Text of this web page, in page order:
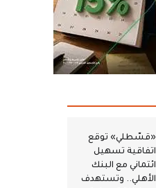
«قسّطلي» توقع
اتفاقية تسهيل
ائتماني مع البنك
الأهلي.. وتستهدف